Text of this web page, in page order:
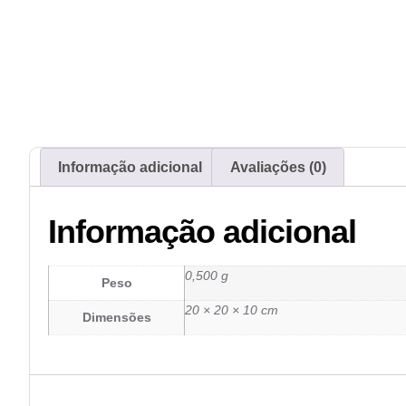
Informação adicional Avaliações (0)
Informação adicional
Peso 0,500 g
Dimensões 20 × 20 × 10 cm